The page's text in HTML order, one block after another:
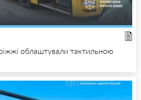
облаштували тактильною